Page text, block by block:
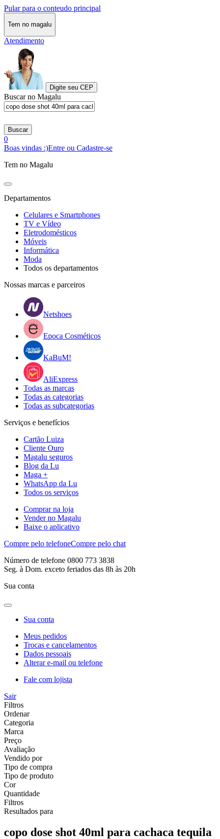
Pular para o conteudo principal
Tem no magalu
Atendimento
Digite seu CEP
Buscar no Magalu
Buscar
0
Boas vindas :)Entre ou Cadastre-se
Tem no Magalu
Departamentos
Celulares e Smartphones
TV e Vídeo
Eletrodomésticos
Móveis
Informática
Moda
Todos os departamentos
Nossas marcas e parceiros
Netshoes
Epoca Cosméticos
KaBuM!
AliExpress
Todas as marcas
Todas as categorias
Todas as subcategorias
Serviços e benefícios
Cartão Luiza
Cliente Ouro
Magalu seguros
Blog da Lu
Maga +
WhatsApp da Lu
Todos os serviços
Comprar na loja
Vender no Magalu
Baixe o aplicativo
Compre pelo telefoneCompre pelo chat
Número de telefone 0800 773 3838
Seg. à Dom. exceto feriados das 8h às 20h
Sua conta
Sua conta
Meus pedidos
Trocas e cancelamentos
Dados pessoais
Alterar e-mail ou telefone
Fale com lojista
Sair
Filtros
Ordenar
Categoria
Marca
Preço
Avaliação
Vendido por
Tipo de compra
Tipo de produto
Cor
Quantidade
Filtros
Resultados para
copo dose shot 40ml para cachaca tequila